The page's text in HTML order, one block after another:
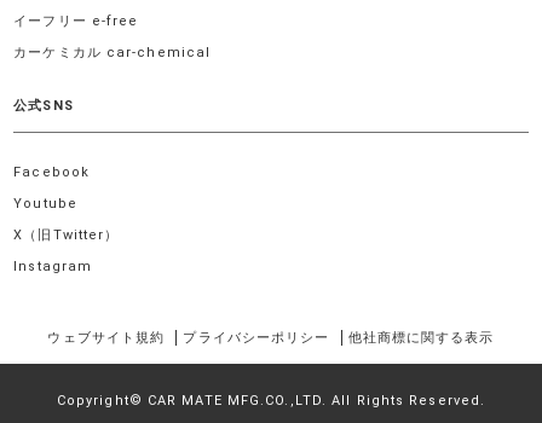
イーフリー e-free
カーケミカル car-chemical
公式SNS
Facebook
Youtube
X（旧Twitter）
Instagram
ウェブサイト規約 プライバシーポリシー 他社商標に関する表示
Copyright© CAR MATE MFG.CO.,LTD. All Rights Reserved.